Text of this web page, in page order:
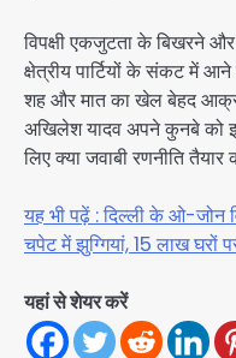
विपक्षी एकजुटता के बिखरने
क्षेत्रीय पार्टियों के संकट में
शह और मात का खेल बेहद
अखिलेश यादव अपने कुनबे को
लिए क्या जवाबी रणनीति
यह भी पढ़ें : दिल्ली के ओ-जोन
चपेट में झुग्गियां, 15 लाख घरों
यहां से शेयर करें